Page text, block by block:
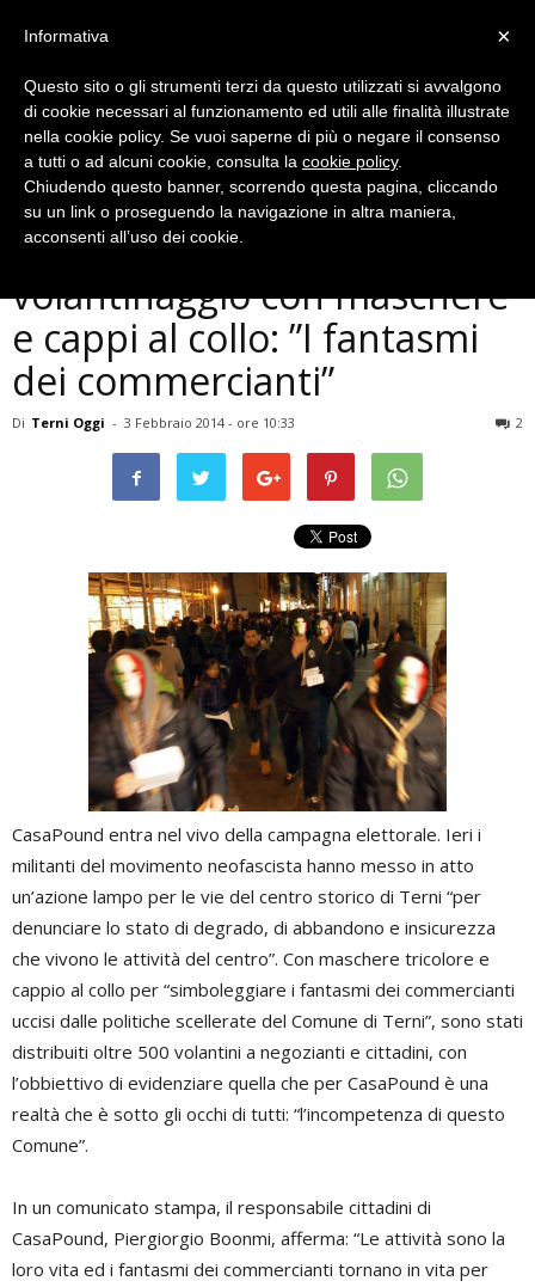
Politica
Terni, CasaPound fa
volantinaggio con maschere
e cappi al collo: ”I fantasmi
dei commercianti”
Di Terni Oggi - 3 Febbraio 2014 - ore 10:33 2
CasaPound entra nel vivo della campagna elettorale. Ieri i
militanti del movimento neofascista hanno messo in atto
un’azione lampo per le vie del centro storico di Terni “per
denunciare lo stato di degrado, di abbandono e insicurezza
che vivono le attività del centro”. Con maschere tricolore e
cappio al collo per “simboleggiare i fantasmi dei commercianti
uccisi dalle politiche scellerate del Comune di Terni”, sono stati
distribuiti oltre 500 volantini a negozianti e cittadini, con
l’obbiettivo di evidenziare quella che per CasaPound è una
realtà che è sotto gli occhi di tutti: “l’incompetenza di questo
Comune”.
In un comunicato stampa, il responsabile cittadini di
CasaPound, Piergiorgio Boonmi, afferma: “Le attività sono la
loro vita ed i fantasmi dei commercianti tornano in vita per
×
Informativa
Questo sito o gli strumenti terzi da questo utilizzati si avvalgono
di cookie necessari al funzionamento ed utili alle finalità illustrate
nella cookie policy. Se vuoi saperne di più o negare il consenso
a tutti o ad alcuni cookie, consulta la cookie policy.
Chiudendo questo banner, scorrendo questa pagina, cliccando
su un link o proseguendo la navigazione in altra maniera,
acconsenti all’uso dei cookie.